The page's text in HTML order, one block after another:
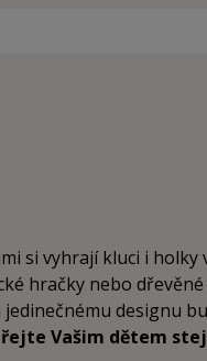
si vyhrají kluci i holky
hračky nebo dřevěné
designu
Vašim dětem